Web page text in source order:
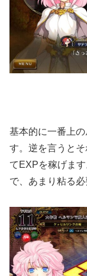
基本的に一番上
す。逆を言うと
てEXPを稼げま
で、あまり粘る必